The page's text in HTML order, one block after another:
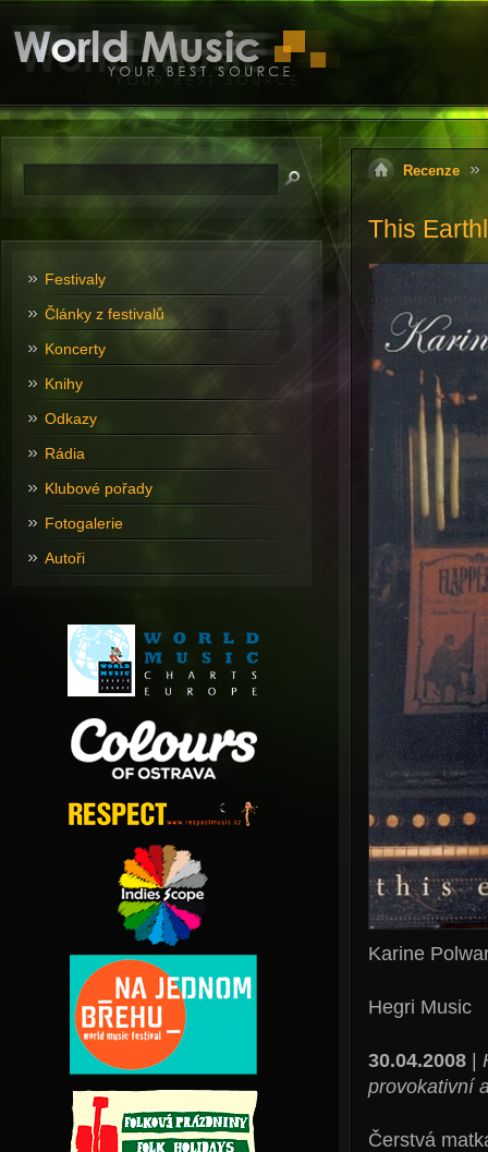
Recenze
This
Karine
Hegri Music
30.04.2008|
provokativní
Čerstvá
Festivaly
Články z festivalů
Koncerty
Knihy
Odkazy
Rádia
Klubové pořady
Fotogalerie
Autoři